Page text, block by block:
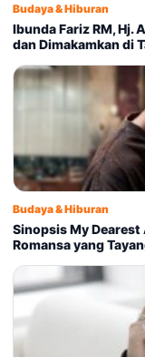
Budaya & Hiburan
Ibunda Fariz RM, Hj.
dan Dimakamkan di
Budaya & Hiburan
Sinopsis My
Romansa yang